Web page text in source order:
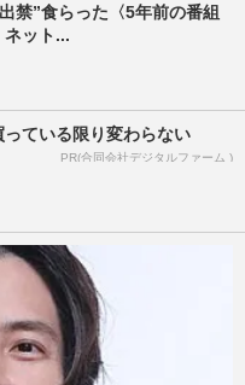
禁”食らった〈5年前の番組
ネット...
ている限り変わらない
PR(合同会社デジタルファーム )